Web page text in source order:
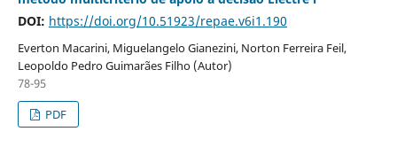
DOI: https://doi.org/10.51923/repae.v6i1.190
Everton Macarini, Miguelangelo Gianezini, Norton Ferreira Feil,
Leopoldo Pedro Guimarães Filho (Autor)
78-95
PDF